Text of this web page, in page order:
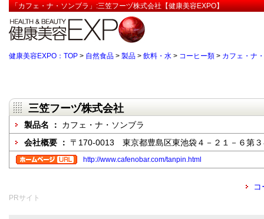
「カフェ・ナ・ソンブラ」:三笠フーヅ株式会社【健康美容EXPO】
健康美容EXPO：TOP > 自然食品 > 製品 > 飲料・水 > コーヒー類 > カフェ・ナ
三笠フーヅ株式会社
製品名 ： カフェ・ナ・ソンブラ
会社概要 ： 〒170-0013 東京都豊島区東池袋４－２１－６第
http://www.cafenobar.com/tanpin.html
PRサイト